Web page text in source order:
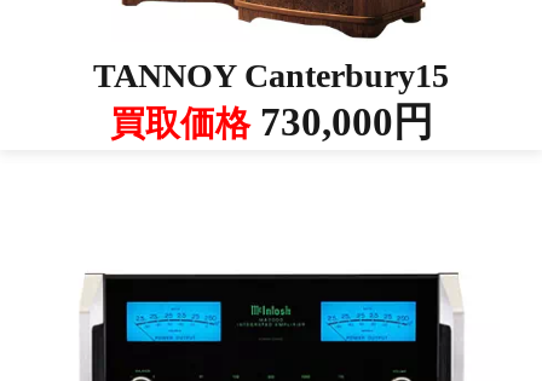
TANNOY Canterbury15
買取価格730,000円